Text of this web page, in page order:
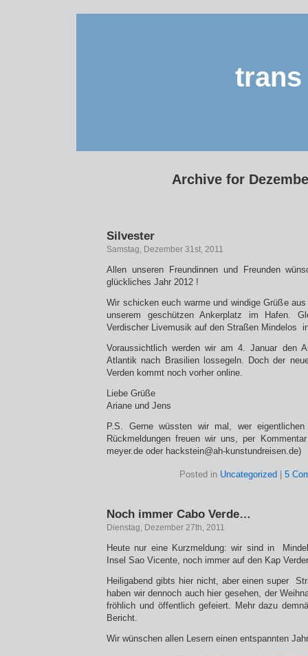
Archive for
Silvester
Samstag, Dezember 31st, 2011
Allen unseren Freundinnen und Freunden
glückliches Jahr 2012 !
Wir schicken euch warme und windige Grüße
unserem geschützen Ankerplatz im Hafen.
Verdischer Livemusik auf den Straßen Mindelos
Voraussichtlich werden wir am 4. Januar den
Atlantik nach Brasilien lossegeln. Doch der
Verden kommt noch vorher online.
Liebe Grüße
Ariane und Jens
P.S. Gerne wüssten wir mal, wer
Rückmeldungen freuen wir uns, per
meyer.de oder hackstein@ah-kunstundreisen.de)
Posted in Uncategorized 5
Noch immer Cabo Verde…
Dienstag, Dezember 27th, 2011
Heute nur eine Kurzmeldung: wir sind in
Insel Sao Vicente, noch immer auf den Kap
Heiligabend gibts hier nicht, aber einen super
haben wir dennoch auch hier gesehen, der
fröhlich und öffentlich gefeiert. Mehr dazu
Bericht.
Wir wünschen allen Lesern einen entspannten